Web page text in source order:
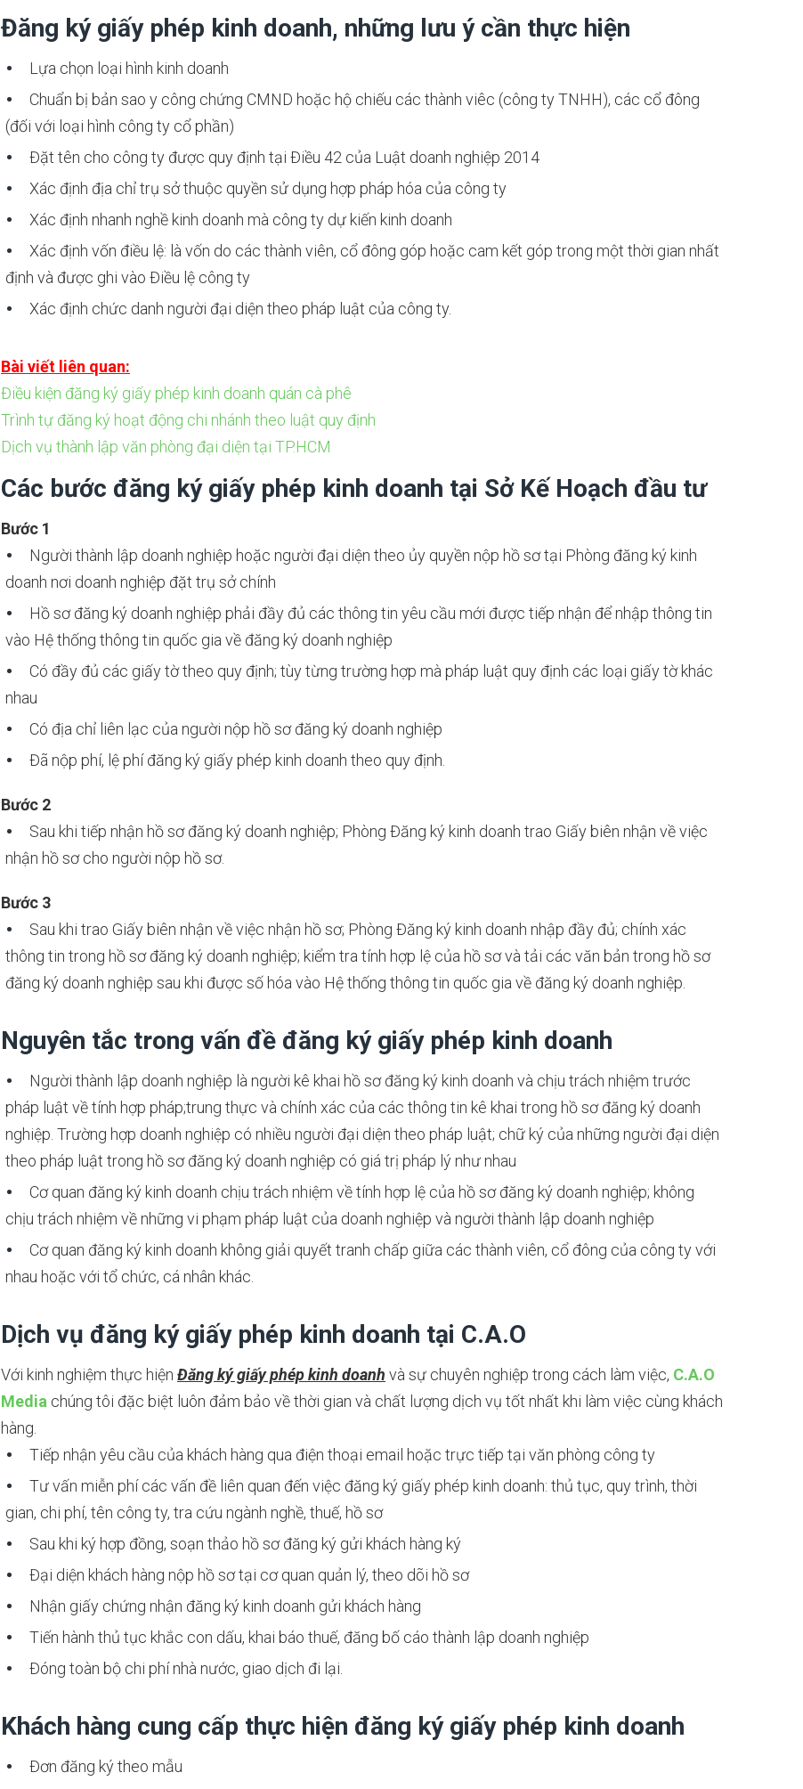
Đăng ký giấy phép kinh doanh, những lưu ý cần thực hiện
Lựa chọn loại hình kinh doanh
Chuẩn bị bản sao y công chứng CMND hoặc hộ chiếu các thành viêc (công ty TNHH), các cổ đông
(đối với loại hình công ty cổ phần)
Đặt tên cho công ty được quy định tại Điều 42 của Luật doanh nghiệp 2014
Xác định địa chỉ trụ sở thuộc quyền sử dụng hợp pháp hóa của công ty
Xác định nhanh nghề kinh doanh mà công ty dự kiến kinh doanh
Xác định vốn điều lệ: là vốn do các thành viên, cổ đông góp hoặc cam kết góp trong một thời gian nhất
định và được ghi vào Điều lệ công ty
Xác định chức danh người đại diện theo pháp luật của công ty.
Bài viết liên quan:
Điều kiện đăng ký giấy phép kinh doanh quán cà phê
Trình tự đăng ký hoạt động chi nhánh theo luật quy định
Dịch vụ thành lập văn phòng đại diện tại TP.HCM
Các bước đăng ký giấy phép kinh doanh tại Sở Kế Hoạch đầu tư
Bước 1
Người thành lập doanh nghiệp hoặc người đại diện theo ủy quyền nộp hồ sơ tại Phòng đăng ký kinh
doanh nơi doanh nghiệp đặt trụ sở chính
Hồ sơ đăng ký doanh nghiệp phải đầy đủ các thông tin yêu cầu mới được tiếp nhận để nhập thông tin
vào Hệ thống thông tin quốc gia về đăng ký doanh nghiệp
Có đầy đủ các giấy tờ theo quy định; tùy từng trường hợp mà pháp luật quy định các loại giấy tờ khác
nhau
Có địa chỉ liên lạc của người nộp hồ sơ đăng ký doanh nghiệp
Đã nộp phí, lệ phí đăng ký giấy phép kinh doanh theo quy định.
Bước 2
Sau khi tiếp nhận hồ sơ đăng ký doanh nghiệp; Phòng Đăng ký kinh doanh trao Giấy biên nhận về việc
nhận hồ sơ cho người nộp hồ sơ.
Bước 3
Sau khi trao Giấy biên nhận về việc nhận hồ sơ; Phòng Đăng ký kinh doanh nhập đầy đủ; chính xác
thông tin trong hồ sơ đăng ký doanh nghiệp; kiểm tra tính hợp lệ của hồ sơ và tải các văn bản trong hồ sơ
đăng ký doanh nghiệp sau khi được số hóa vào Hệ thống thông tin quốc gia về đăng ký doanh nghiệp.
Nguyên tắc trong vấn đề đăng ký giấy phép kinh doanh
Người thành lập doanh nghiệp là người kê khai hồ sơ đăng ký kinh doanh và chịu trách nhiệm trước
pháp luật về tính hợp pháp;trung thực và chính xác của các thông tin kê khai trong hồ sơ đăng ký doanh
nghiệp. Trường hợp doanh nghiệp có nhiều người đại diện theo pháp luật; chữ ký của những người đại diện
theo pháp luật trong hồ sơ đăng ký doanh nghiệp có giá trị pháp lý như nhau
Cơ quan đăng ký kinh doanh chịu trách nhiệm về tính hợp lệ của hồ sơ đăng ký doanh nghiệp; không
chịu trách nhiệm về những vi phạm pháp luật của doanh nghiệp và người thành lập doanh nghiệp
Cơ quan đăng ký kinh doanh không giải quyết tranh chấp giữa các thành viên, cổ đông của công ty với
nhau hoặc với tổ chức, cá nhân khác.
Dịch vụ đăng ký giấy phép kinh doanh tại C.A.O
Với kinh nghiệm thực hiện Đăng ký giấy phép kinh doanh và sự chuyên nghiệp trong cách làm việc, C.A.O
Media chúng tôi đặc biệt luôn đảm bảo về thời gian và chất lượng dịch vụ tốt nhất khi làm việc cùng khách
hàng.
Tiếp nhận yêu cầu của khách hàng qua điện thoại email hoặc trực tiếp tại văn phòng công ty
Tư vấn miễn phí các vấn đề liên quan đến việc đăng ký giấy phép kinh doanh: thủ tục, quy trình, thời
gian, chi phí, tên công ty, tra cứu ngành nghề, thuế, hồ sơ
Sau khi ký hợp đồng, soạn thảo hồ sơ đăng ký gửi khách hàng ký
Đại diện khách hàng nộp hồ sơ tại cơ quan quản lý, theo dõi hồ sơ
Nhận giấy chứng nhận đăng ký kinh doanh gửi khách hàng
Tiến hành thủ tục khắc con dấu, khai báo thuế, đăng bố cáo thành lập doanh nghiệp
Đóng toàn bộ chi phí nhà nước, giao dịch đi lại.
Khách hàng cung cấp thực hiện đăng ký giấy phép kinh doanh
Đơn đăng ký theo mẫu